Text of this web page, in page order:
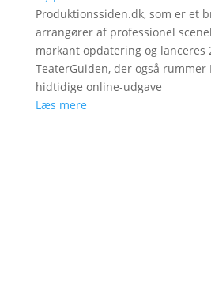
Produktionssiden.dk, som er et
arrangører af professionel
markant opdatering og lanceres
TeaterGuiden, der også rummer
hidtidige online-udgave
Læs mere